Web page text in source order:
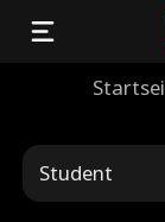
Student